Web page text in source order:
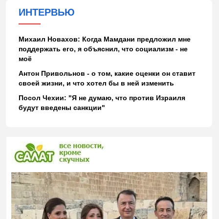
ИНТЕРВЬЮ
Михаил Новахов: Когда Мамдани предложил мне
поддержать его, я объяснил, что социализм - не
моё
Антон Привольнов - о том, какие оценки он ставит
своей жизни, и что хотел бы в ней изменить
Посол Чехии: "Я не думаю, что против Израиля
будут введены санкции"